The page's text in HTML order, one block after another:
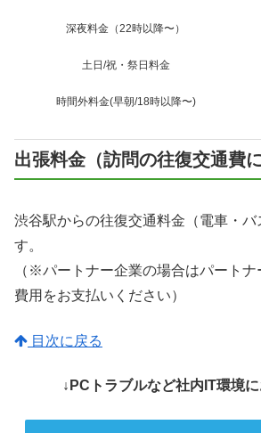
深夜料金（22時以降〜）
土日/祝・祭日料金
時間外料金(早朝/18時以降〜)
出張料金（訪問の往復交通費に
渋谷駅からの往復交通料金（電車・バ
す。
（※パートナー企業の場合はパート
費用をお支払いください）
目次に戻る
↓PCトラブルなど社内IT環境